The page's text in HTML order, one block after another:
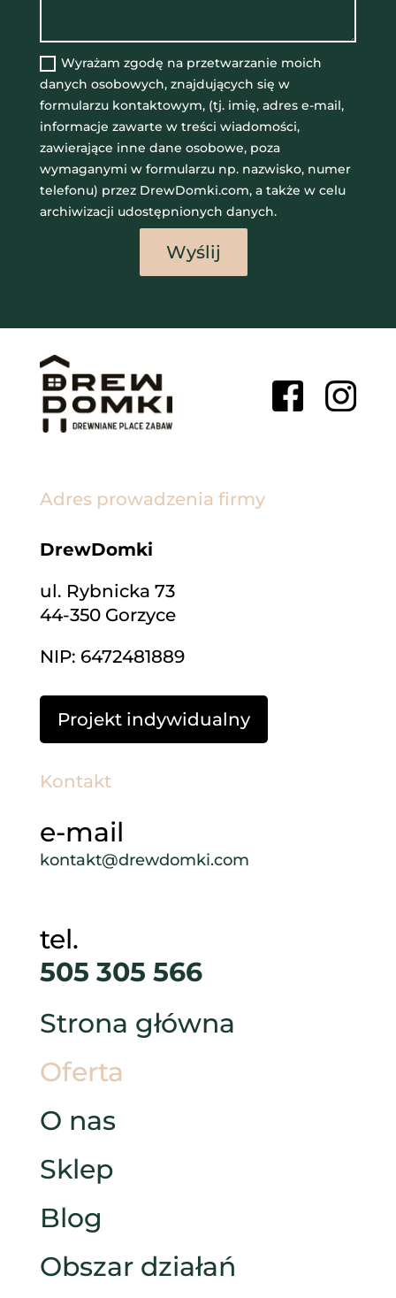
Wyrażam zgodę na przetwarzanie moich
danych osobowych, znajdujących się w
formularzu kontaktowym, (tj. imię, adres e-mail,
informacje zawarte w treści wiadomości,
zawierające inne dane osobowe, poza
wymaganymi w formularzu np. nazwisko, numer
telefonu) przez DrewDomki.com, a także w celu
archiwizacji udostępnionych danych.
Wyślij
Adres prowadzenia firmy
DrewDomki
ul. Rybnicka 73
44-350 Gorzyce
NIP: 6472481889
Projekt indywidualny
Kontakt
e-mail
kontakt@drewdomki.com
tel.
505 305 566
Strona główna
Oferta
O nas
Sklep
Blog
Obszar działań